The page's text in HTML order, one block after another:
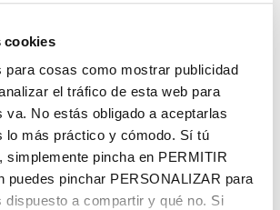
cookies
para cosas como mostrar publicidad
el tráfico de esta web para
va. No estás obligado a aceptarlas
lo más práctico y cómodo. Sí tú
simplemente pincha en PERMITIR
puedes pinchar PERSONALIZAR para
dispuesto a compartir y qué no. Si
incremento de fondos, ya que
del 5%, con el objetivo de
estratégicas y dar respuesta a nuevas
sociedad. La entidad refuerza así su
con la calidad de vida de los
del presupuestoaquí.